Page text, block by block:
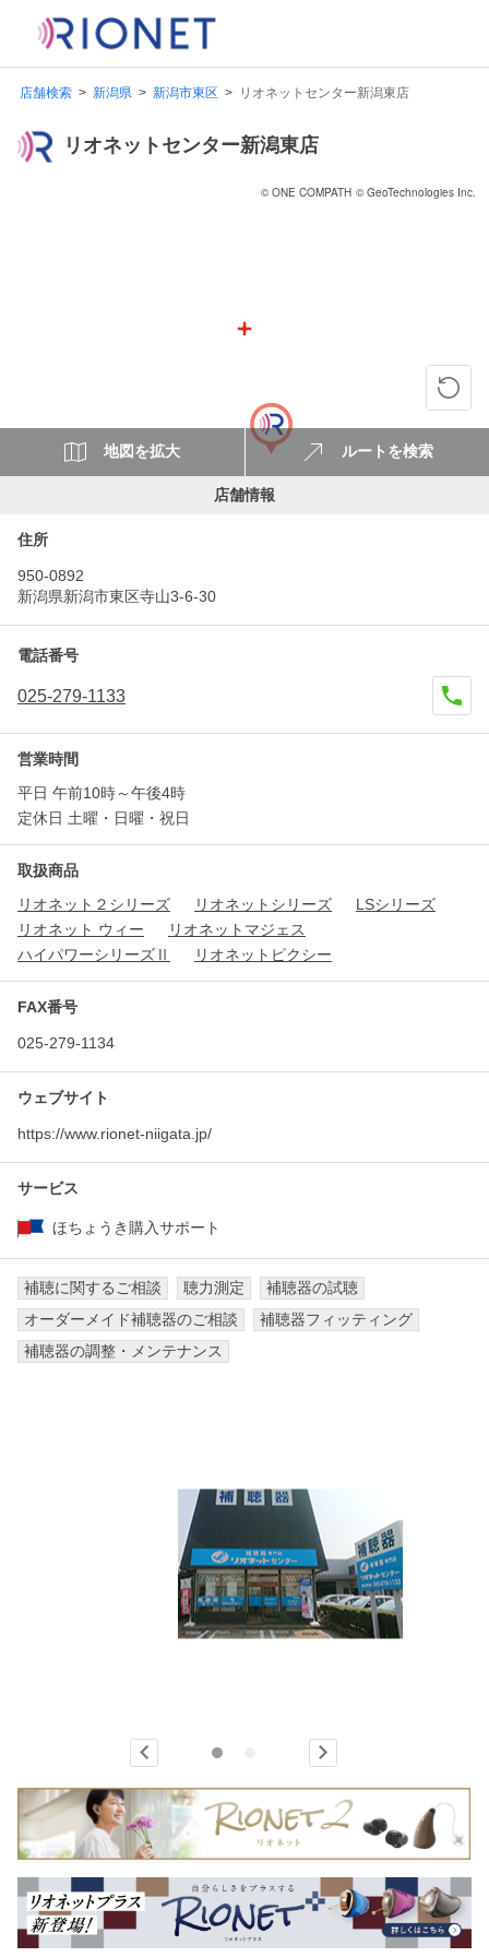
店舗検索 新潟県 新潟市東区 リオネットセンター新潟東店
リオネットセンター新潟東店
© ONE COMPATH © GeoTechnologies Inc.
地図を拡大 ルートを検索
店舗情報
住所
950-0892
新潟県新潟市東区寺山3-6-30
電話番号
025-279-1133
営業時間
平日 午前10時～午後4時
定休日 土曜・日曜・祝日
取扱商品
リオネット２シリーズ
リオネットシリーズ
LSシリーズ
リオネット ウィー
リオネットマジェス
ハイパワーシリーズⅡ
リオネットピクシー
FAX番号
025-279-1134
ウェブサイト
https://www.rionet-niigata.jp/
サービス
ほちょうき購入サポート
補聴に関するご相談 聴力測定
補聴器の試聴
オーダーメイド補聴器のご相談
補聴器フィッティング
補聴器の調整・メンテナンス